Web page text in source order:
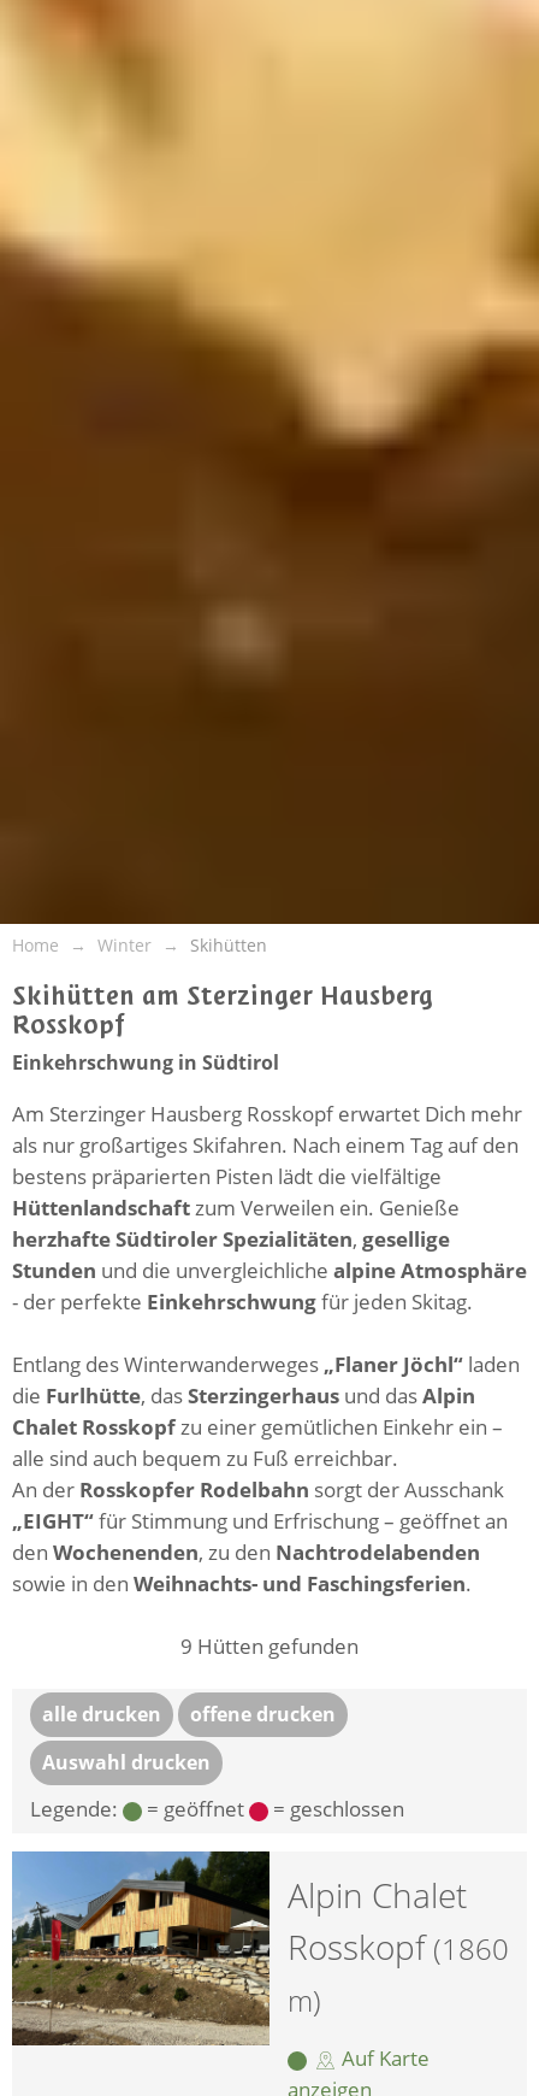
Home Winter Skihütten
Skihütten am Sterzinger Hausberg
Rosskopf
Einkehrschwung in Südtirol
Am Sterzinger Hausberg Rosskopf erwartet Dich mehr
als nur großartiges Skifahren. Nach einem Tag auf den
bestens präparierten Pisten lädt die vielfältige
Hüttenlandschaftzum Verweilen ein. Genieße
herzhafte Südtiroler Spezialitäten, gesellige
Stunden und die unvergleichliche alpine Atmosphäre
- der perfekte Einkehrschwungfür jeden Skitag.
Entlang des Winterwanderweges „Flaner Jöchl“ laden
die Furlhütte, dasSterzingerhaus und dasAlpin
Chalet Rosskopfzu einer gemütlichen Einkehr ein –
alle sind auch bequem zu Fuß erreichbar.
An der Rosskopfer Rodelbahn sorgt der Ausschank
„EIGHT“für Stimmung und Erfrischung – geöffnet an
den Wochenenden, zu den Nachtrodelabenden
sowie in den Weihnachts- und Faschingsferien.
9 Hütten gefunden
alle drucken
offene drucken
Auswahl drucken
Legende: = geöffnet = geschlossen
Alpin Chalet
Rosskopf(1860
m)
Auf Karte
anzeigen